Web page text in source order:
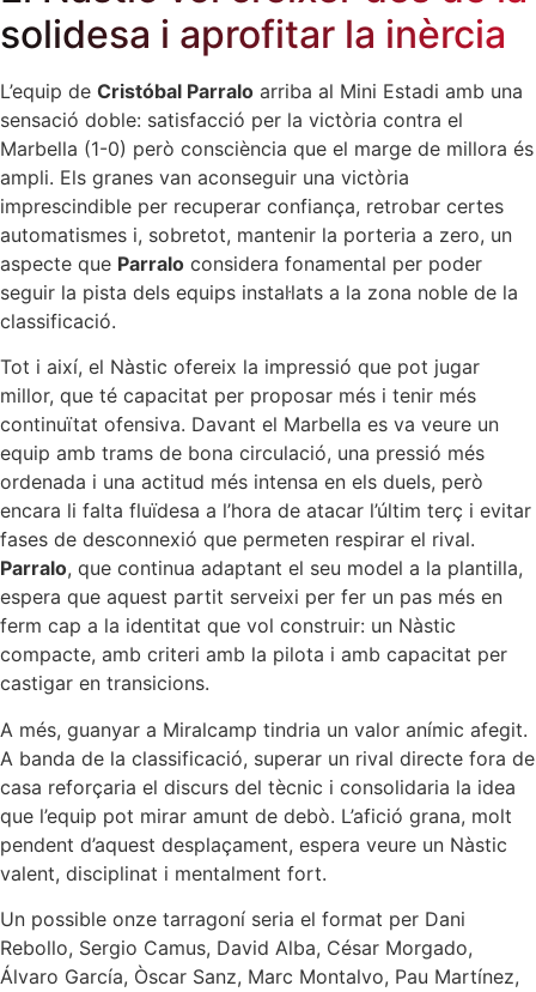
solidesa i aprofitar la inèrcia
L’equip de Cristóbal Parralo arriba al Mini Estadi amb una
sensació doble: satisfacció per la victòria contra el
Marbella (1-0) però consciència que el marge de millora és
ampli. Els granes van aconseguir una victòria
imprescindible per recuperar confiança, retrobar certes
automatismes i, sobretot, mantenir la porteria a zero, un
aspecte que Parralo considera fonamental per poder
seguir la pista dels equips instal·lats a la zona noble de la
classificació.
Tot i així, el Nàstic ofereix la impressió que pot jugar
millor, que té capacitat per proposar més i tenir més
continuïtat ofensiva. Davant el Marbella es va veure un
equip amb trams de bona circulació, una pressió més
ordenada i una actitud més intensa en els duels, però
encara li falta fluïdesa a l’hora de atacar l’últim terç i evitar
fases de desconnexió que permeten respirar el rival.
Parralo, que continua adaptant el seu model a la plantilla,
espera que aquest partit serveixi per fer un pas més en
ferm cap a la identitat que vol construir: un Nàstic
compacte, amb criteri amb la pilota i amb capacitat per
castigar en transicions.
A més, guanyar a Miralcamp tindria un valor anímic afegit.
A banda de la classificació, superar un rival directe fora de
casa reforçaria el discurs del tècnic i consolidaria la idea
que l’equip pot mirar amunt de debò. L’afició grana, molt
pendent d’aquest desplaçament, espera veure un Nàstic
valent, disciplinat i mentalment fort.
Un possible onze tarragoní seria el format per Dani
Rebollo, Sergio Camus, David Alba, César Morgado,
Álvaro García, Òscar Sanz, Marc Montalvo, Pau Martínez,